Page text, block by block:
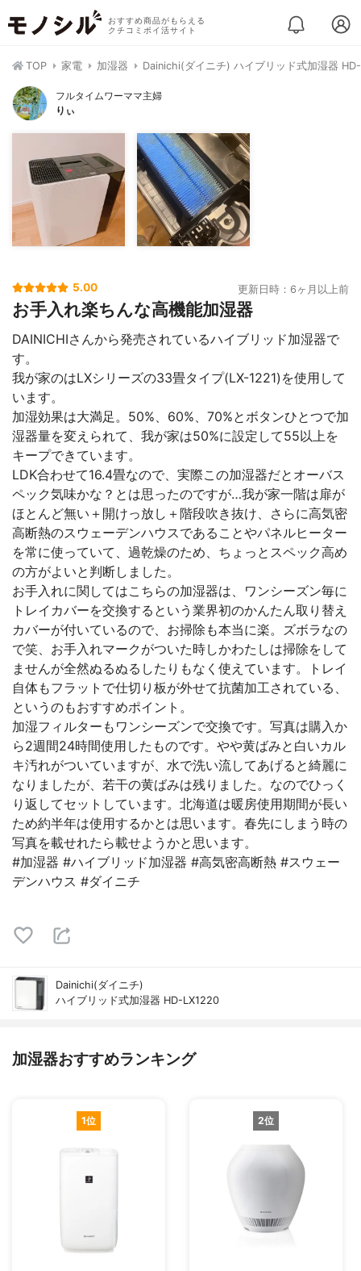
おすすめ商品がもらえる
クチコミポイ活サイト
TOP 家電 加湿器 Dainichi(ダイニチ) ハイブリッド式加湿器
フルタイムワーママ主婦
りぃ
5.00 更新日時：6ヶ月以上前
お手入れ楽ちんな高機能加湿器
DAINICHIさんから発売されているハイブリッド加湿器で
す。
我が家のはLXシリーズの33畳タイプ(LX-1221)を使用して
います。
加湿効果は大満足。50%、60%、70%とボタンひとつで加
湿器量を変えられて、我が家は50%に設定して55以上を
キープできています。
LDK合わせて16.4畳なので、実際この加湿器だとオーバス
ペック気味かな？とは思ったのですが…我が家一階は扉が
ほとんど無い＋開けっ放し＋階段吹き抜け、さらに高気密
高断熱のスウェーデンハウスであることやパネルヒーター
を常に使っていて、過乾燥のため、ちょっとスペック高め
の方がよいと判断しました。
お手入れに関してはこちらの加湿器は、ワンシーズン毎に
トレイカバーを交換するという業界初のかんたん取り替え
カバーが付いているので、お掃除も本当に楽。ズボラなの
で笑、お手入れマークがついた時しかわたしは掃除をして
ませんが全然ぬるぬるしたりもなく使えています。トレイ
自体もフラットで仕切り板が外せて抗菌加工されている、
というのもおすすめポイント。
加湿フィルターもワンシーズンで交換です。写真は購入か
ら2週間24時間使用したものです。やや黄ばみと白いカル
キ汚れがついていますが、水で洗い流してあげると綺麗に
なりましたが、若干の黄ばみは残りました。なのでひっく
り返してセットしています。北海道は暖房使用期間が長い
ため約半年は使用するかとは思います。春先にしまう時の
写真を載せれたら載せようかと思います。
#加湿器 #ハイブリッド加湿器 #高気密高断熱 #スウェー
デンハウス #ダイニチ
Dainichi(ダイニチ)
ハイブリッド式加湿器 HD-LX1220
加湿器おすすめランキング
1位 2位